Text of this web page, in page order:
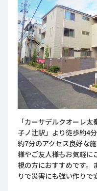
「カーサデルクオーレ
子ノ辻駅」より徒歩約4
約7分のアクセス良好な
様やご友人様もお気軽に
視の方におすすめです。
りで災害にも強い作りで